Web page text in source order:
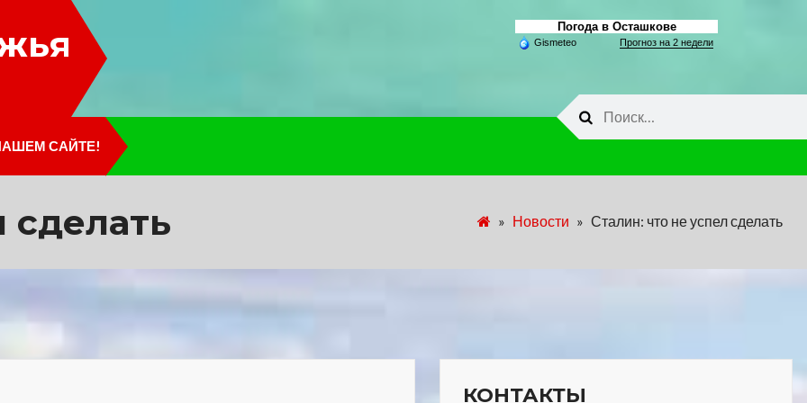
Погода в Осташкове
Gismeteo Прогноз на 2 недели
САЙТЕ!
сделать » Новости » Сталин: что не успел сделать
КОНТАКТЫ